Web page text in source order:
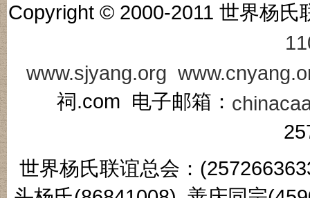
Copyright © 2000-2011 世界杨
www.sjyang.org
祠.com 电子邮箱：
世界杨氏联谊总会：